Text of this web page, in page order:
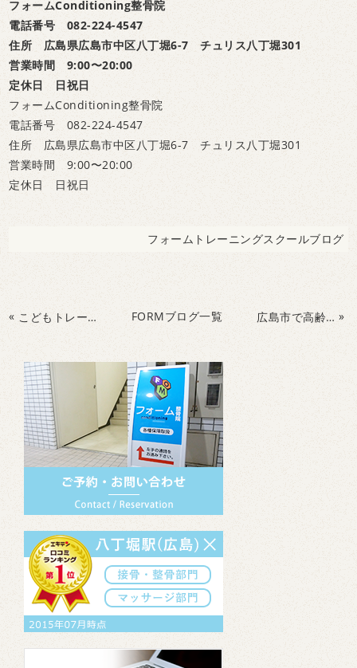
フォームConditioning整骨院
電話番号 082-224-4547
住所 広島県広島市中区八丁堀6-7 チュリス八丁堀301
営業時間 9:00〜20:00
定休日 日祝日
フォームConditioning整骨院
電話番号 082-224-4547
住所 広島県広島市中区八丁堀6-7 チュリス八丁堀301
営業時間 9:00〜20:00
定休日 日祝日
フォームトレーニングスクールブログ
« こどもトレーニング、月曜日は打つをテーマに、脳と身体を成長させました。 FORMブログ一覧 広島市で高齢者の認知症予防&転倒防止運動なら！ »